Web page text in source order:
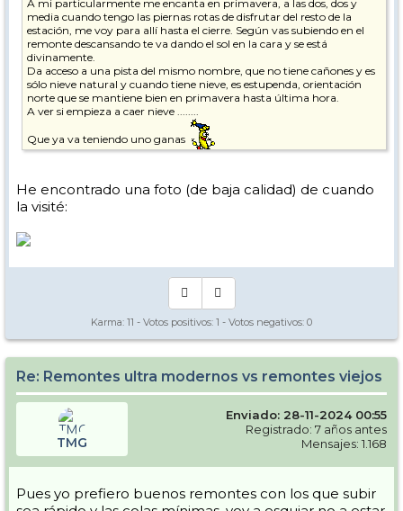
A mi particularmente me encanta en primavera, a las dos, dos y
media cuando tengo las piernas rotas de disfrutar del resto de la
estación, me voy para allí hasta el cierre. Según vas subiendo en el
remonte descansando te va dando el sol en la cara y se está
divinamente.
Da acceso a una pista del mismo nombre, que no tiene cañones y es
sólo nieve natural y cuando tiene nieve, es estupenda, orientación
norte que se mantiene bien en primavera hasta última hora.
A ver si empieza a caer nieve ........
Que ya va teniendo uno ganas
He encontrado una foto (de baja calidad) de cuando
la visité:
Karma: 11 - Votos positivos: 1 - Votos negativos: 0
Re: Remontes ultra modernos vs remontes viejos
TMG
Enviado: 28-11-2024 00:55
Registrado: 7 años antes
Mensajes: 1.168
Pues yo prefiero buenos remontes con los que subir